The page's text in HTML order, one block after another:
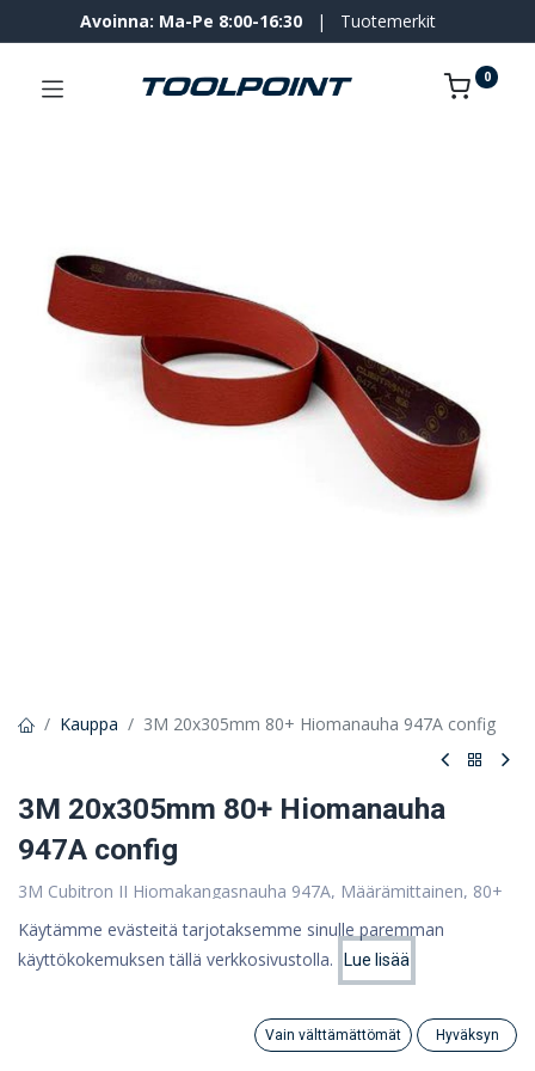
Hinta:
Lisää ostoskoriin
Category
Avoinna: Ma-Pe 8:00-16:30 | Tuotemerkit
0
Kauppa 3M 20x305mm 80+ Hiomanauha 947A config
3M 20x305mm 80+ Hiomanauha
947A config
3M Cubitron II Hiomakangasnauha 947A, Määrämittainen, 80+
1,34 €
1,07 € (ALV 0%)
Käytämme evästeitä tarjotaksemme sinulle paremman
käyttökokemuksen tällä verkkosivustolla.
Lue lisää
Vain välttämättömät Hyväksyn